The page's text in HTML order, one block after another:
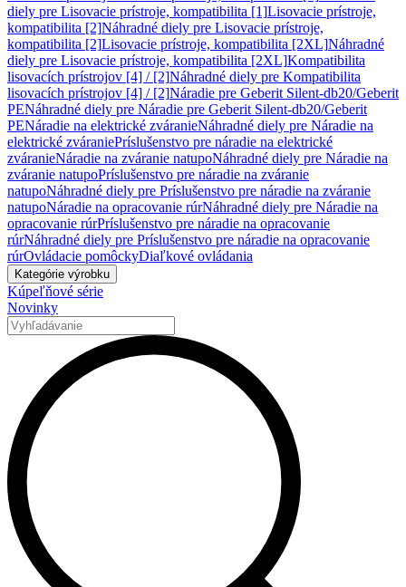
diely pre Lisovacie prístroje, kompatibilita [1]Lisovacie prístroje,
kompatibilita [2]Náhradné diely pre Lisovacie prístroje,
kompatibilita [2]Lisovacie prístroje, kompatibilita [2XL]Náhradné
diely pre Lisovacie prístroje, kompatibilita [2XL]Kompatibilita
lisovacích prístrojov [4] / [2]Náhradné diely pre Kompatibilita
lisovacích prístrojov [4] / [2]Náradie pre Geberit Silent-db20/Geberit
PENáhradné diely pre Náradie pre Geberit Silent-db20/Geberit
PENáradie na elektrické zváranieNáhradné diely pre Náradie na
elektrické zváraniePríslušenstvo pre náradie na elektrické
zváranieNáradie na zváranie natupoNáhradné diely pre Náradie na
zváranie natupoPríslušenstvo pre náradie na zváranie
natupoNáhradné diely pre Príslušenstvo pre náradie na zváranie
natupoNáradie na opracovanie rúrNáhradné diely pre Náradie na
opracovanie rúrPríslušenstvo pre náradie na opracovanie
rúrNáhradné diely pre Príslušenstvo pre náradie na opracovanie
rúrOvládacie pomôckyDiaľkové ovládania
Kategórie výrobku
Kúpeľňové série
Novinky